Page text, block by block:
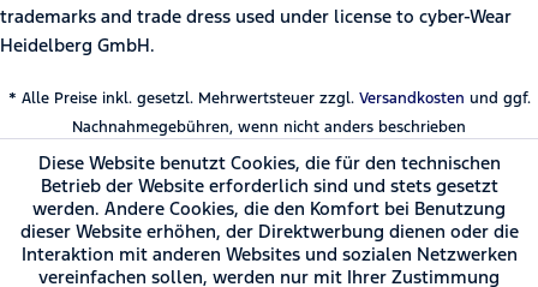
trademarks and trade dress used under license to cyber-Wear
Heidelberg GmbH.
* Alle Preise inkl. gesetzl. Mehrwertsteuer zzgl. Versandkosten und ggf.
Nachnahmegebühren, wenn nicht anders beschrieben
Diese Website benutzt Cookies, die für den technischen
Betrieb der Website erforderlich sind und stets gesetzt
werden. Andere Cookies, die den Komfort bei Benutzung
dieser Website erhöhen, der Direktwerbung dienen oder die
Interaktion mit anderen Websites und sozialen Netzwerken
vereinfachen sollen, werden nur mit Ihrer Zustimmung